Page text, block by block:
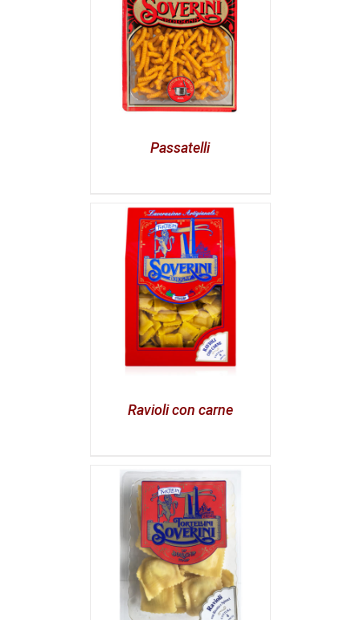
Passatelli
Ravioli con carne